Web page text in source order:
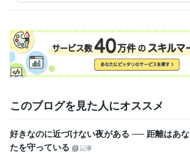
す
このブログを見た人にオススメ
好きなのに近づけない夜がある ── 距離はあな
たを守っている
記事